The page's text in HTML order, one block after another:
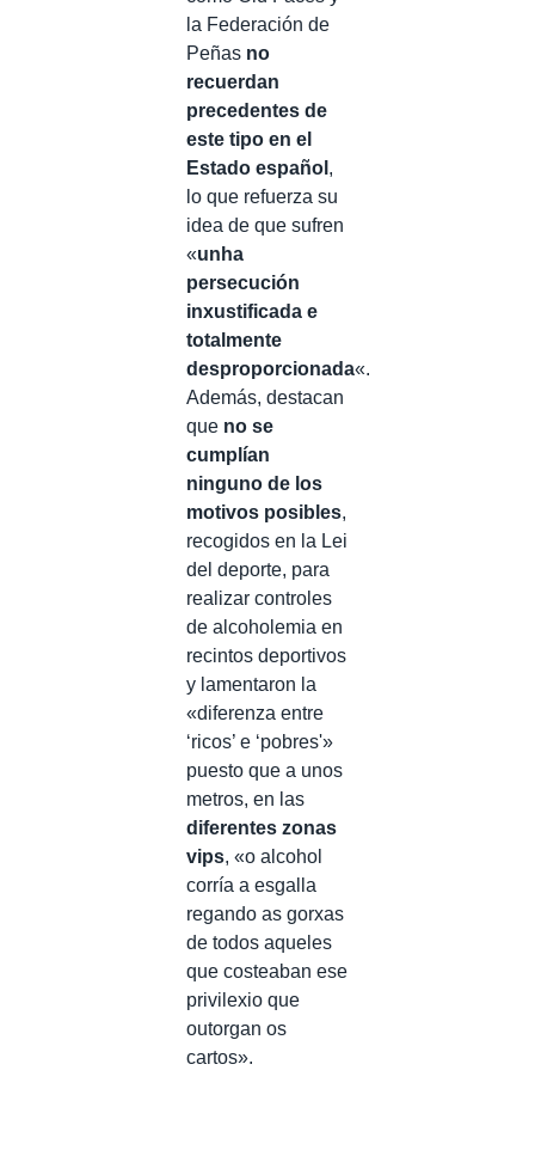
la Federación de
Peñas no
recuerdan
precedentes de
este tipo en el
Estado español ,
lo que refuerza su
idea de que sufren
«unha
persecución
inxustificada e
totalmente
desproporcionada«.
Además, destacan
que no se
cumplían
ninguno de los
motivos posibles,
recogidos en la Lei
del deporte, para
realizar controles
de alcoholemia en
recintos deportivos
y lamentaron la
«diferenza entre
‘ricos’ e ‘pobres'»
puesto que a unos
metros, en las
diferentes zonas
vips, «o alcohol
corría a esgalla
regando as gorxas
de todos aqueles
que costeaban ese
privilexio que
outorgan os
cartos».